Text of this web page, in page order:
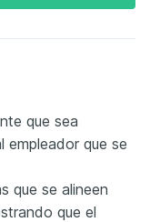
que sea
empleador que se
que se alineen
que el